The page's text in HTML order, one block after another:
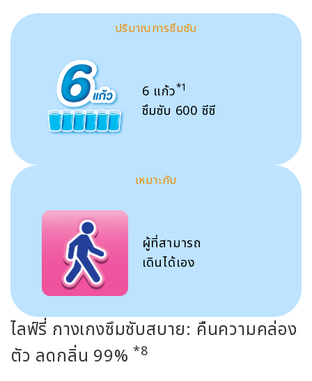
ปริมาณการซึมซับ
6 แก้ว*1
ซึมซับ 600 ซีซี
เหมาะกับ
ผู้ที่สามารถ
เดินได้เอง
ไลฟ์รี่ กางเกงซึมซับสบาย: คืนความคล่อง
ตัว ลดกลิ่น 99%*8